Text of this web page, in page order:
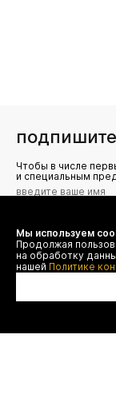
Чтобы в числе
и специальным
Я даю согласие
персональных
рекламных и
Юнайтед', а
Политикой
Мы используем
Продолжая
на обработку
нашей Политике